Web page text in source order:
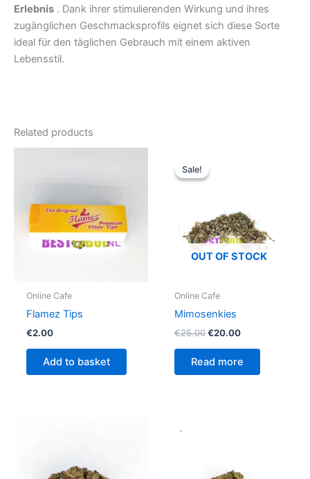
Erlebnis . Dank ihrer stimulierenden Wirkung und ihres
zugänglichen Geschmacksprofils eignet sich diese Sorte
ideal für den täglichen Gebrauch mit einem aktiven
Lebensstil.
Related products
Online Cafe
Flamez Tips
€2.00
Add to basket
Sale!
OUT OF STOCK
Sale!
Online Cafe
Mimosenkies
€25.00
was:
€20.00
Read more